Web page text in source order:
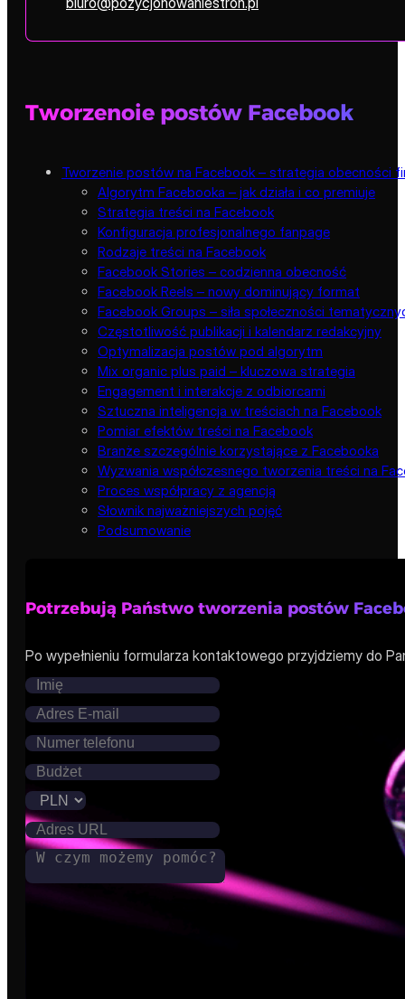
Tworzenoie postów Facebook
Tworzenie postów na Facebook – strategia obecności
Algorytm Facebooka – jak działa i co premiuje
Strategia treści na Facebook
Konfiguracja profesjonalnego fanpage
Rodzaje treści na Facebook
Facebook Stories – codzienna obecność
Facebook Reels – nowy dominujący format
Facebook Groups – siła społeczności
Częstotliwość publikacji i kalendarz redakcyjny
Optymalizacja postów pod algorytm
Mix organic plus paid – kluczowa strategia
Engagement i interakcje z odbiorcami
Sztuczna inteligencja w treściach na Facebook
Pomiar efektów treści na Facebook
Branże szczególnie korzystające z Facebooka
Wyzwania współczesnego tworzenia treści na
Proces współpracy z agencją
Słownik najważniejszych pojęć
Podsumowanie
Potrzebują Państwo tworzenia postów
Po wypełnieniu formularza kontaktowego przyjdziemy do